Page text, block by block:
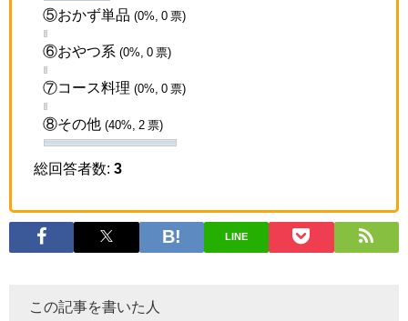
⑤おかず単品 (0%, 0 票)
⑥おやつ系 (0%, 0 票)
⑦コース料理 (0%, 0 票)
⑧その他 (40%, 2 票)
総回答者数: 3
LINE
この記事を書いた人